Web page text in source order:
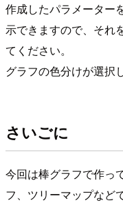
作成したパラメーター
示できますので、それ
てください。
グラフの色分けが選択
さいごに
今回は棒グラフで作っ
フ、ツリーマップなど